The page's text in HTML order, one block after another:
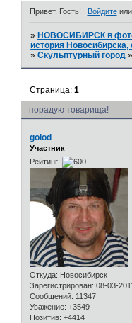
Привет, Гость! Войдитеили
» НОВОСИБИРСК в
история
»Скульптурный город
порадую товарища!
Страница:1
golod
Участник
Рейтинг:
Откуда: Новосибирск
Зарегистрирован: 08-03-
Сообщений: 11347
Уважение: +3549
Позитив: +4414